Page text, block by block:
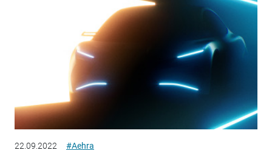
22.09.2022 #Aehra